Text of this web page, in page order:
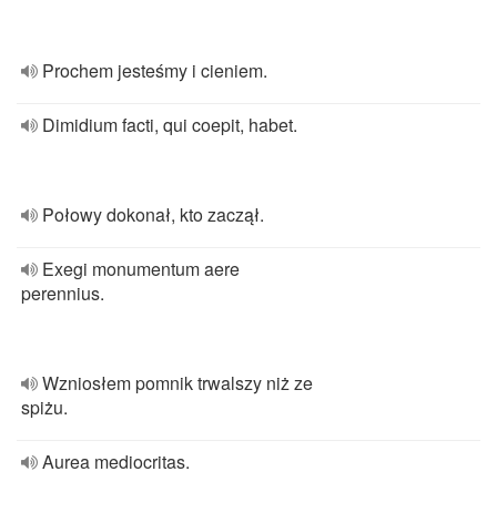
Prochem jesteśmy i cieniem.
Dimidium facti, qui coepit, habet.
Połowy dokonał, kto zaczął.
Exegi monumentum aere
perennius.
Wzniosłem pomnik trwalszy niż ze
spiżu.
Aurea mediocritas.